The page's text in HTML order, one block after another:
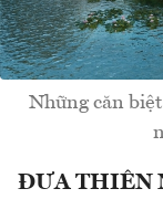
Những căn
ĐƯA THIÊN